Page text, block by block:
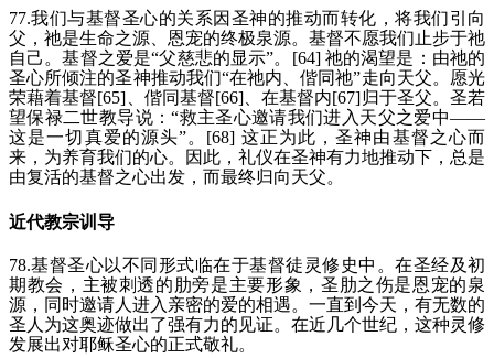
77.我们与基督圣心的关系因圣神的推动而转化，将我们引向
父，祂是生命之源、恩宠的终极泉源。基督不愿我们止步于祂
自己。基督之爱是“父慈悲的显示”。[64] 祂的渴望是：由祂的
圣心所倾注的圣神推动我们“在祂内、偕同祂”走向天父。愿光
荣藉着基督[65]、偕同基督[66]、在基督内[67]归于圣父。圣若
望保禄二世教导说：“救主圣心邀请我们进入天父之爱中——
这是一切真爱的源头”。[68] 这正为此，圣神由基督之心而
来，为养育我们的心。因此，礼仪在圣神有力地推动下，总是
由复活的基督之心出发，而最终归向天父。
近代教宗训导
78.基督圣心以不同形式临在于基督徒灵修史中。在圣经及初
期教会，主被刺透的肋旁是主要形象，圣肋之伤是恩宠的泉
源，同时邀请人进入亲密的爱的相遇。一直到今天，有无数的
圣人为这奥迹做出了强有力的见证。在近几个世纪，这种灵修
发展出对耶稣圣心的正式敬礼。